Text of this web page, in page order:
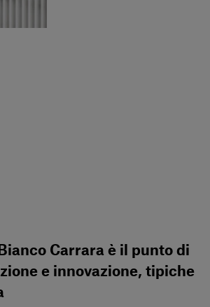
Carrara è il punto di
e innovazione, tipiche